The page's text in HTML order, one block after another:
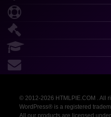
© 2012-2026 HTMLPIE.COM . All
WordPress® is a registered
All our products are licensed under